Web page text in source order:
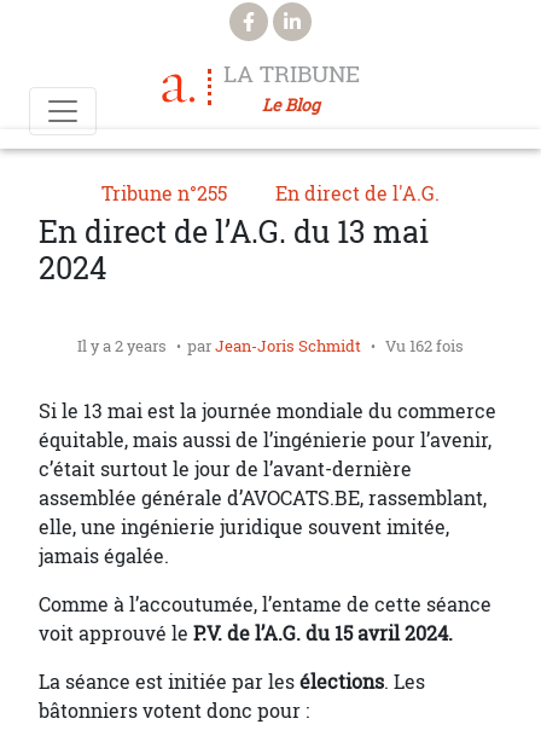
Aller au contenu principal
LA TRIBUNE
Le Blog
Tribune n°255 En direct de l'A.G.
En direct de l’A.G. du 13 mai
2024
Il y a 2 years parJean-Joris Schmidt Vu 162 fois
Si le 13 mai est la journée mondiale du commerce
équitable, mais aussi de l’ingénierie pour l’avenir,
c’était surtout le jour de l’avant-dernière
assemblée générale d’AVOCATS.BE, rassemblant,
elle, une ingénierie juridique souvent imitée,
jamais égalée.
Comme à l’accoutumée, l’entame de cette séance
voit approuvé le P.V. de l’A.G. du 15 avril 2024.
La séance est initiée par lesélections. Les
bâtonniers votent donc pour :